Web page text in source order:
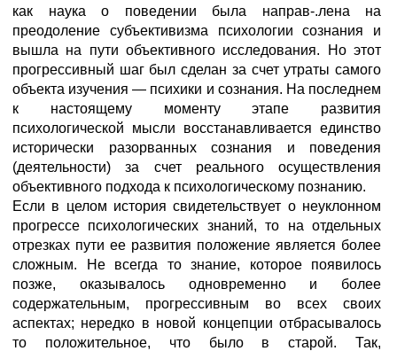
как наука о поведении была направ-.лена на
преодоление субъективизма психологии сознания и
вышла на пути объективного исследования. Но этот
прогрессивный шаг был сделан за счет утраты самого
объекта изучения — психики и сознания. На последнем
к настоящему моменту этапе развития
психологической мысли восстанавливается единство
исторически разорванных сознания и поведения
(деятельности) за счет реального осуществления
объективного подхода к психологическому познанию.
Если в целом история свидетельствует о неуклонном
прогрессе психологических знаний, то на отдельных
отрезках пути ее развития положение является более
сложным. Не всегда то знание, которое появилось
позже, оказывалось одновременно и более
содержательным, прогрессивным во всех своих
аспектах; нередко в новой концепции отбрасывалось
то положительное, что было в старой. Так,